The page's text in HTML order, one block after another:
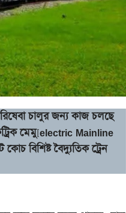
চালুর জন্য কাজ চলছে
মেমু[electric Mainline
বিশিষ্ট বৈদ্যুতিক ট্রেন